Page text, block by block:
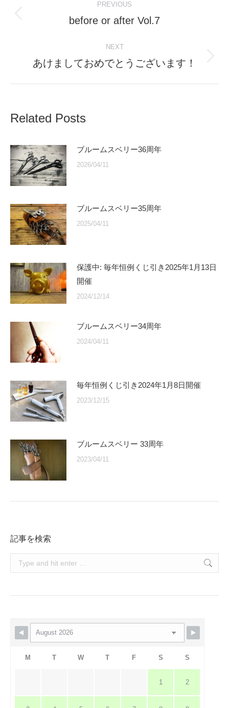
navigation
PREVIOUS
Previous
before or after Vol.7
NEXT
Next
あけましておめでとうございます！
Related Posts
ブルームスベリー36周年
2026/04/11
ブルームスベリー35周年
2025/04/11
保護中: 毎年恒例くじ引き2025年1月13日
開催
2024/12/14
ブルームスベリー34周年
2024/04/11
毎年恒例くじ引き2024年1月8日開催
2023/12/15
ブルームスベリー 33周年
2023/04/11
記事を検索
Search:
M T W T F S S
1 2